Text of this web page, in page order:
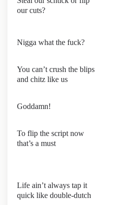
our cuts?
Nigga what the fuck?
You can’t crush the blips
and chitz like us
Goddamn!
To flip the script now
that’s a must
Life ain’t always tap it
quick like double-dutch